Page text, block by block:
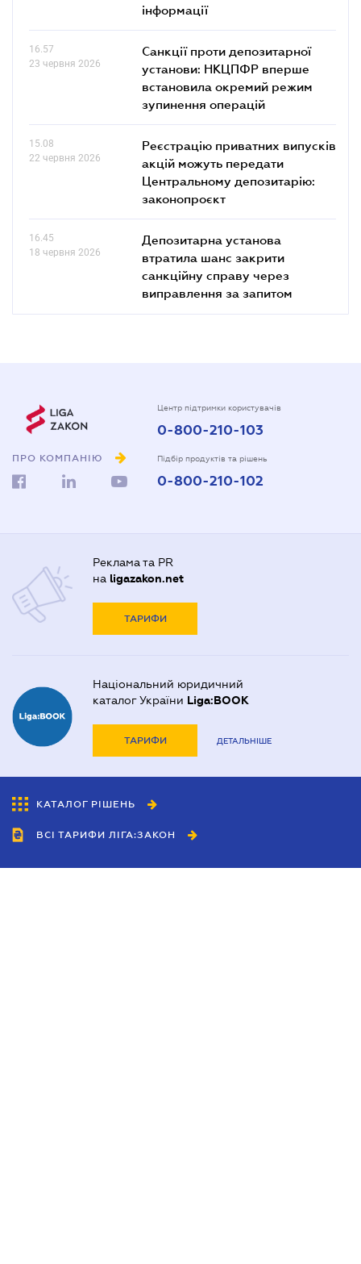
інформації
16.57
23 червня 2026
Санкції проти депозитарної
установи: НКЦПФР вперше
встановила окремий режим
зупинення операцій
15.08
22 червня 2026
Реєстрацію приватних випусків
акцій можуть передати
Центральному депозитарію:
законопроєкт
16.45
18 червня 2026
Депозитарна установа
втратила шанс закрити
санкційну справу через
виправлення за запитом
ПРО КОМПАНІЮ
Центр підтримки користувачів
0-800-210-103
Підбір продуктів та рішень
0-800-210-102
Реклама та PR
на ligazakon.net
ТАРИФИ
Національний юридичний
каталог України Liga:BOOK
ТАРИФИ ДЕТАЛЬНІШЕ
КАТАЛОГ РІШЕНЬ
ВСІ ТАРИФИ ЛІГА:ЗАКОН